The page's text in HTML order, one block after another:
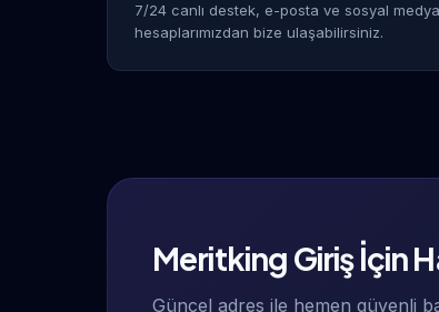
7/24 canlı destek, e-posta ve sosyal medya
hesaplarımızdan bize ulaşabilirsiniz.
Meritking Giriş İçin
Güncel adres ile hemen güvenli